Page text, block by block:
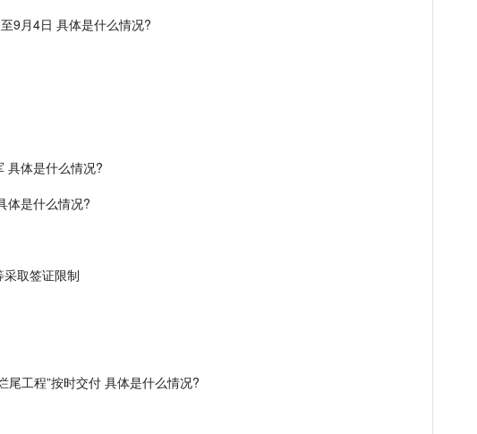
9月4日 具体是什么情况?
具体是什么情况?
体是什么情况?
取签证限制
尾工程”按时交付 具体是什么情况?